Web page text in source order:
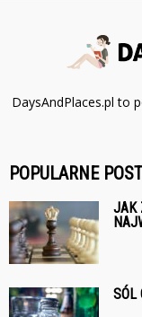
DaysAndPlaces.pl to
POPULARNE
JAK
SÓL